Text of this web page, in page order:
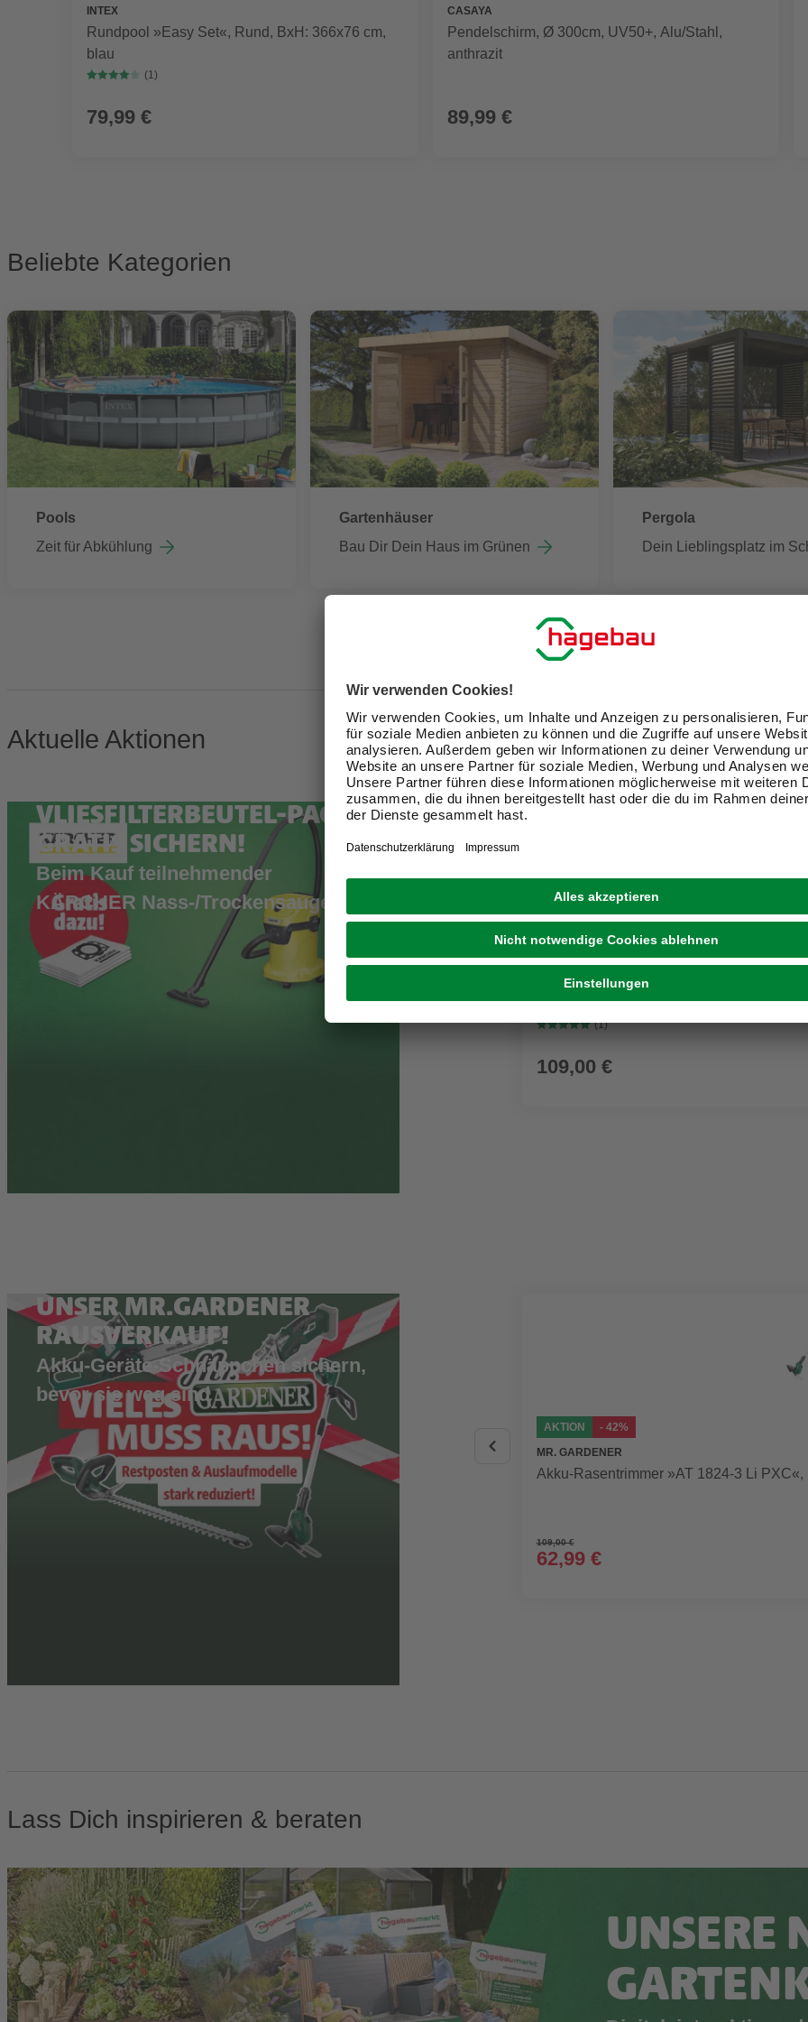
INTEX
Rundpool »Easy Set«, Rund, BxH: 366x76 cm,
blau
(1)
79,99 €
CASAYA
Pendelschirm, Ø 300cm, UV50+, Alu/Stahl,
anthrazit
89,99 €
Beliebte Kategorien
Pools
Zeit für Abkühlung
Gartenhäuser
Bau Dir Dein Haus im Grünen
Pergola
Dein Lieblingsplatz im
Aktuelle Aktionen
VLIESFILTERBEUTEL-PACK
GRATIS SICHERN!
Beim Kauf teilnehmender
KÄRCHER Nass-/Trockensauger
GRATIS ZUGABE
KÄRCHER
Nass-/Trockensauger WD 3 P V-17/4/20
Kunststoffbehälter
(1)
109,00 €
UNSER MR.GARDENER
RAUSVERKAUF!
Akku-Geräte-Schnäppchen sichern,
bevor sie weg sind
AKTION
- 42%
MR. GARDENER
Akku-Rasentrimmer »AT 1824-3 Li PXC«,
109,00 €
62,99 €
Lass Dich inspirieren & beraten
UNSERE